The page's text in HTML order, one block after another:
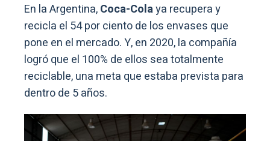
En la Argentina,Coca-Colaya recupera y
recicla el 54 por ciento de los envases que
pone en el mercado. Y, en 2020, la compañía
logró que el 100% de ellos sea totalmente
reciclable, una meta que estaba prevista para
dentro de 5 años.